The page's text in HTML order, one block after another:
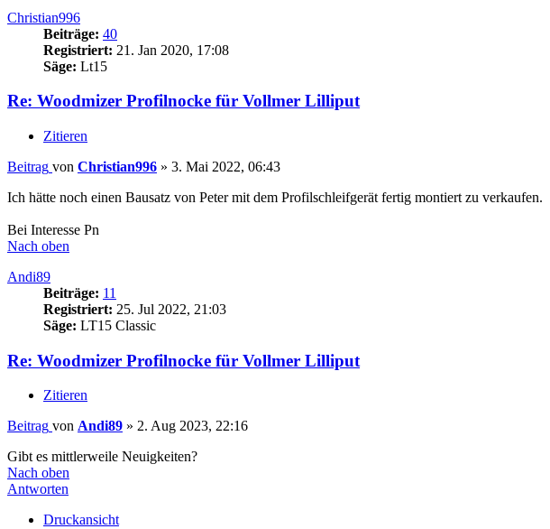
Christian996
Beiträge: 40
Registriert: 21. Jan 2020, 17:08
Säge: Lt15
Re: Woodmizer Profilnocke für Vollmer Lilliput
Zitieren
Beitrag von Christian996 » 3. Mai 2022, 06:43
Ich hätte noch einen Bausatz von Peter mit dem Profilschleifgerät fertig montiert zu verkaufen.
Bei Interesse Pn
Nach oben
Andi89
Beiträge: 11
Registriert: 25. Jul 2022, 21:03
Säge: LT15 Classic
Re: Woodmizer Profilnocke für Vollmer Lilliput
Zitieren
Beitrag von Andi89 » 2. Aug 2023, 22:16
Gibt es mittlerweile Neuigkeiten?
Nach oben
Antworten
Druckansicht